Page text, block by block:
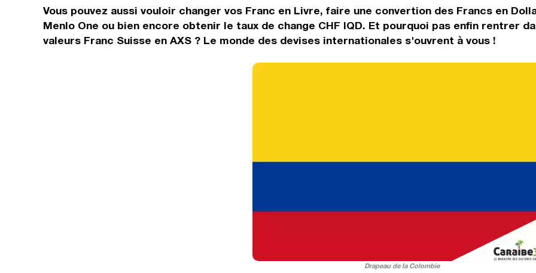
Vous pouvez aussi vouloir changer vos Franc en Livre, faire une convertion des Francs en
Menlo One ou bien encore obtenir le taux de change CHF IQD. Et pourquoi pas enfin rentrer
valeurs Franc Suisse en AXS ? Le monde des devises internationales s'ouvrent à vous !
Drapeau de la Colombie